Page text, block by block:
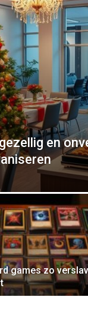
en
games zo